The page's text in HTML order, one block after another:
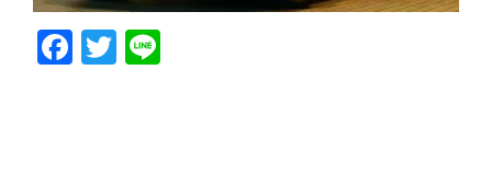
Facebook
Twitter